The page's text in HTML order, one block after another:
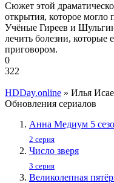
Сюжет этой
открытия, которое
Учёные Гиреев и
лечить болезни, которые
приговором.
0
322
HDDay.online » Илья
Обновления сериалов
Анна Медиум 5
2 серия
Число зверя
3 серия
Великолепная